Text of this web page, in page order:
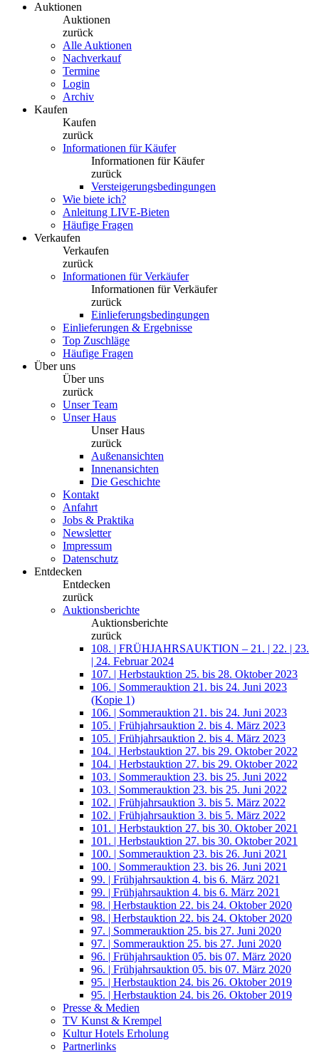
Auktionen
Auktionen
zurück
Alle Auktionen
Nachverkauf
Termine
Login
Archiv
Kaufen
Kaufen
zurück
Informationen für Käufer
Informationen für Käufer
zurück
Versteigerungsbedingungen
Wie biete ich?
Anleitung LIVE-Bieten
Häufige Fragen
Verkaufen
Verkaufen
zurück
Informationen für Verkäufer
Informationen für Verkäufer
zurück
Einlieferungsbedingungen
Einlieferungen & Ergebnisse
Top Zuschläge
Häufige Fragen
Über uns
Über uns
zurück
Unser Team
Unser Haus
Unser Haus
zurück
Außenansichten
Innenansichten
Die Geschichte
Kontakt
Anfahrt
Jobs & Praktika
Newsletter
Impressum
Datenschutz
Entdecken
Entdecken
zurück
Auktionsberichte
Auktionsberichte
zurück
108. | FRÜHJAHRSAUKTION – 21. | 22. | 23.
| 24. Februar 2024
107. | Herbstauktion 25. bis 28. Oktober 2023
106. | Sommerauktion 21. bis 24. Juni 2023
(Kopie 1)
106. | Sommerauktion 21. bis 24. Juni 2023
105. | Frühjahrsauktion 2. bis 4. März 2023
105. | Frühjahrsauktion 2. bis 4. März 2023
104. | Herbstauktion 27. bis 29. Oktober 2022
104. | Herbstauktion 27. bis 29. Oktober 2022
103. | Sommerauktion 23. bis 25. Juni 2022
103. | Sommerauktion 23. bis 25. Juni 2022
102. | Frühjahrsauktion 3. bis 5. März 2022
102. | Frühjahrsauktion 3. bis 5. März 2022
101. | Herbstauktion 27. bis 30. Oktober 2021
101. | Herbstauktion 27. bis 30. Oktober 2021
100. | Sommerauktion 23. bis 26. Juni 2021
100. | Sommerauktion 23. bis 26. Juni 2021
99. | Frühjahrsauktion 4. bis 6. März 2021
99. | Frühjahrsauktion 4. bis 6. März 2021
98. | Herbstauktion 22. bis 24. Oktober 2020
98. | Herbstauktion 22. bis 24. Oktober 2020
97. | Sommerauktion 25. bis 27. Juni 2020
97. | Sommerauktion 25. bis 27. Juni 2020
96. | Frühjahrsauktion 05. bis 07. März 2020
96. | Frühjahrsauktion 05. bis 07. März 2020
95. | Herbstauktion 24. bis 26. Oktober 2019
95. | Herbstauktion 24. bis 26. Oktober 2019
Presse & Medien
TV Kunst & Krempel
Kultur Hotels Erholung
Partnerlinks